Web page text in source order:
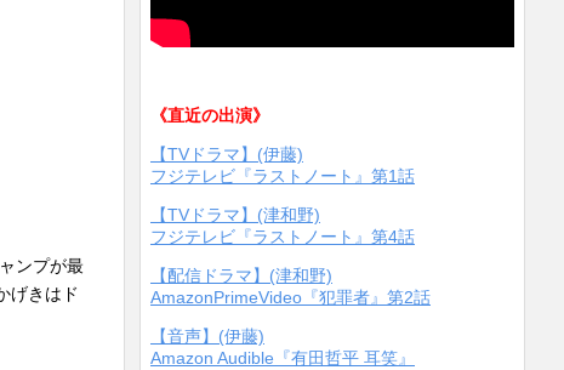
ンプが最
げきはド
《直近の出演》
【TVドラマ】(伊藤)
フジテレビ『ラストノート』第1話
【TVドラマ】(津和野)
フジテレビ『ラストノート』第4話
【配信ドラマ】(津和野)
AmazonPrimeVideo『犯罪者』第2話
【音声】(伊藤)
Amazon Audible『有田哲平 耳笑』